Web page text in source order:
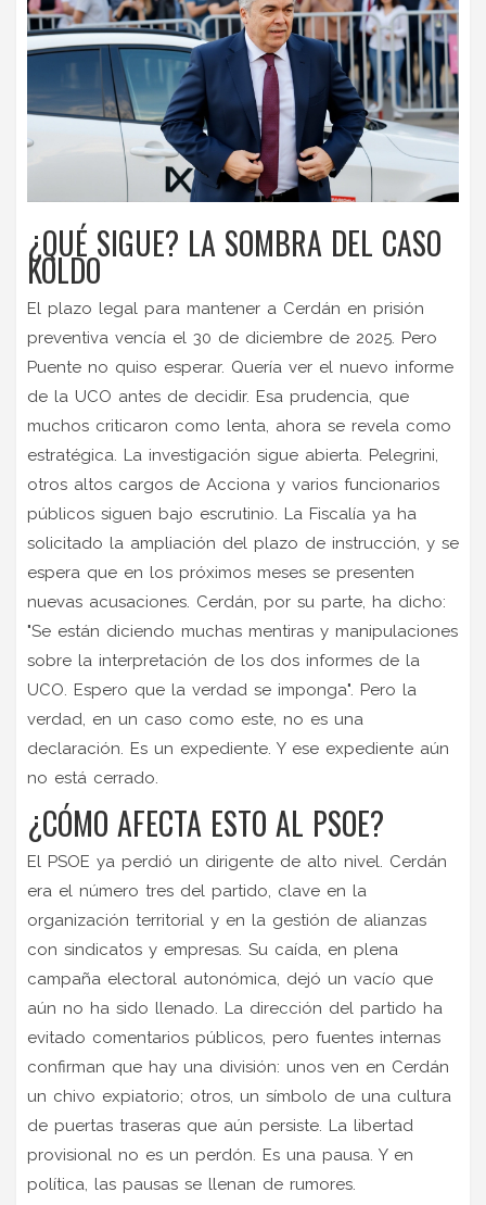
¿QUÉ SIGUE? LA SOMBRA DEL CASO
KOLDO
El plazo legal para mantener a Cerdán en prisión
preventiva vencía el 30 de diciembre de 2025. Pero
Puente no quiso esperar. Quería ver el nuevo informe
de la UCO antes de decidir. Esa prudencia, que
muchos criticaron como lenta, ahora se revela como
estratégica. La investigación sigue abierta. Pelegrini,
otros altos cargos de Acciona y varios funcionarios
públicos siguen bajo escrutinio. La Fiscalía ya ha
solicitado la ampliación del plazo de instrucción, y se
espera que en los próximos meses se presenten
nuevas acusaciones. Cerdán, por su parte, ha dicho:
"Se están diciendo muchas mentiras y manipulaciones
sobre la interpretación de los dos informes de la
UCO. Espero que la verdad se imponga". Pero la
verdad, en un caso como este, no es una
declaración. Es un expediente. Y ese expediente aún
no está cerrado.
¿CÓMO AFECTA ESTO AL PSOE?
El PSOE ya perdió un dirigente de alto nivel. Cerdán
era el número tres del partido, clave en la
organización territorial y en la gestión de alianzas
con sindicatos y empresas. Su caída, en plena
campaña electoral autonómica, dejó un vacío que
aún no ha sido llenado. La dirección del partido ha
evitado comentarios públicos, pero fuentes internas
confirman que hay una división: unos ven en Cerdán
un chivo expiatorio; otros, un símbolo de una cultura
de puertas traseras que aún persiste. La libertad
provisional no es un perdón. Es una pausa. Y en
política, las pausas se llenan de rumores.